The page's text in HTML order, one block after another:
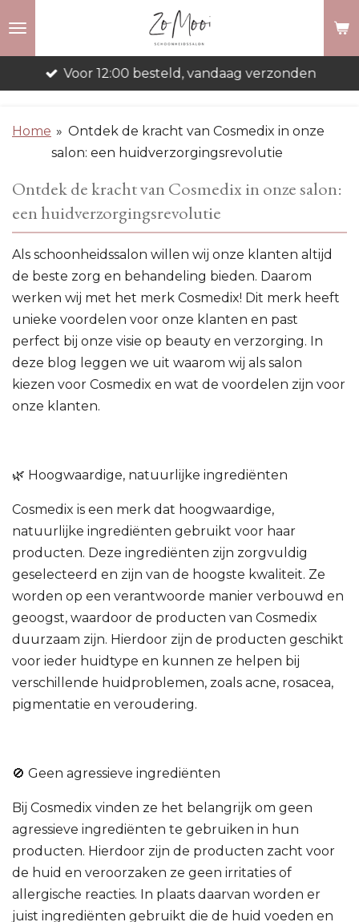
Voor 12:00 besteld, vandaag verzonden
Home » Ontdek de kracht van Cosmedix in onze
salon: een huidverzorgingsrevolutie
Ontdek de kracht van Cosmedix in onze salon:
een huidverzorgingsrevolutie
Als schoonheidssalon willen wij onze klanten altijd
de beste zorg en behandeling bieden. Daarom
werken wij met het merk Cosmedix! Dit merk heeft
unieke voordelen voor onze klanten en past
perfect bij onze visie op beauty en verzorging. In
deze blog leggen we uit waarom wij als salon
kiezen voor Cosmedix en wat de voordelen zijn voor
onze klanten.
🌿 Hoogwaardige, natuurlijke ingrediënten
Cosmedix is een merk dat hoogwaardige,
natuurlijke ingrediënten gebruikt voor haar
producten. Deze ingrediënten zijn zorgvuldig
geselecteerd en zijn van de hoogste kwaliteit. Ze
worden op een verantwoorde manier verbouwd en
geoogst, waardoor de producten van Cosmedix
duurzaam zijn. Hierdoor zijn de producten geschikt
voor ieder huidtype en kunnen ze helpen bij
verschillende huidproblemen, zoals acne, rosacea,
pigmentatie en veroudering.
🚫 Geen agressieve ingrediënten
Bij Cosmedix vinden ze het belangrijk om geen
agressieve ingrediënten te gebruiken in hun
producten. Hierdoor zijn de producten zacht voor
de huid en veroorzaken ze geen irritaties of
allergische reacties. In plaats daarvan worden er
juist ingrediënten gebruikt die de huid voeden en